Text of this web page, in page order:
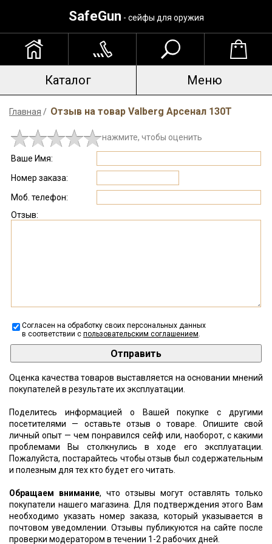
SafeGun - сейфы для оружия
Каталог Меню
Главная / Отзыв на товар Valberg Арсенал 130Т
нажмите, чтобы оценить
Ваше Имя:
Номер заказа:
Моб. телефон:
Отзыв:
Согласен на обработку своих персональных данных
в соответствии с пользовательским соглашением.
Оценка качества товаров выставляется на основании мнений
покупателей в результате их эксплуатации.
Поделитесь информацией о Вашей покупке с другими
посетителями — оставьте отзыв о товаре. Опишите свой
личный опыт — чем понравился сейф или, наоборот, с какими
проблемами Вы столкнулись в ходе его эксплуатации.
Пожалуйста, постарайтесь чтобы отзыв был содержательным
и полезным для тех кто будет его читать.
Обращаем внимание, что отзывы могут оставлять только
покупатели нашего магазина. Для подтверждения этого Вам
необходимо указать номер заказа, который указывается в
почтовом уведомлении. Отзывы публикуются на сайте после
проверки модератором в течении 1-2 рабочих дней.